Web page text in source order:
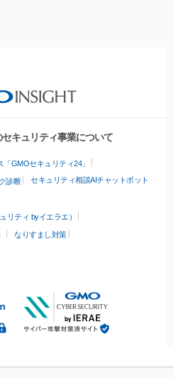
キュリティ事業について
GMOセキュリティ24」
診断 セキュリティ相談AIチャットボット
リティ byイエラエ）
なりすまし対策